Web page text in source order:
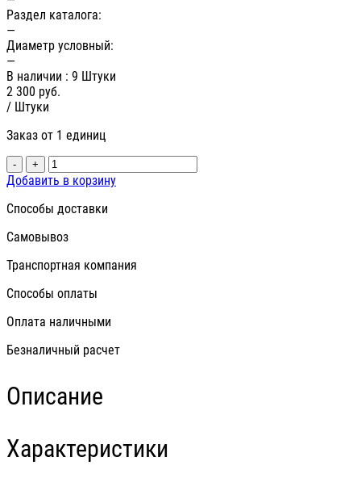
Раздел каталога:
—
Диаметр условный:
—
В наличии : 9 Штуки
2 300 руб.
/ Штуки
Заказ от 1 единиц
- +
Добавить в корзину
Способы доставки
Самовывоз
Транспортная компания
Способы оплаты
Оплата наличными
Безналичный расчет
Описание
Характеристики